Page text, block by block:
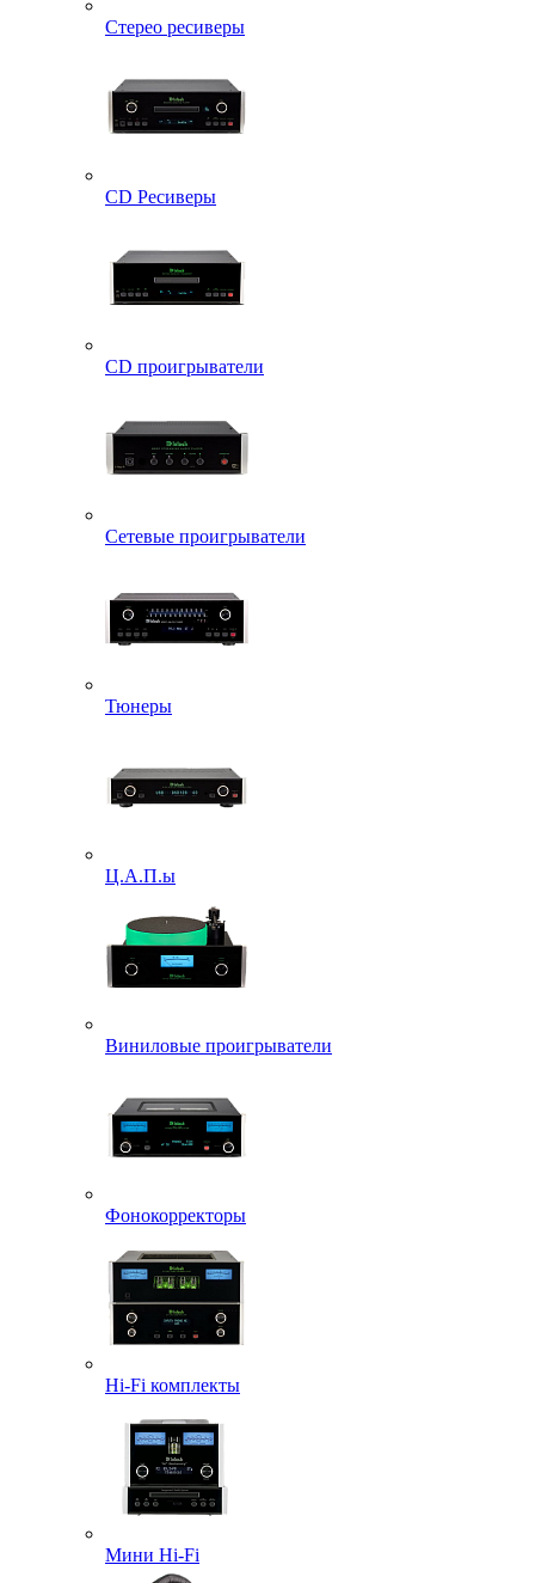
Стерео ресиверы
CD Ресиверы
CD проигрыватели
Сетевые проигрыватели
Тюнеры
Ц.А.П.ы
Виниловые проигрыватели
Фонокорректоры
Hi-Fi комплекты
Мини Hi-Fi